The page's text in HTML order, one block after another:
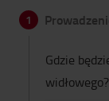
1
Gdzie
widłowego?